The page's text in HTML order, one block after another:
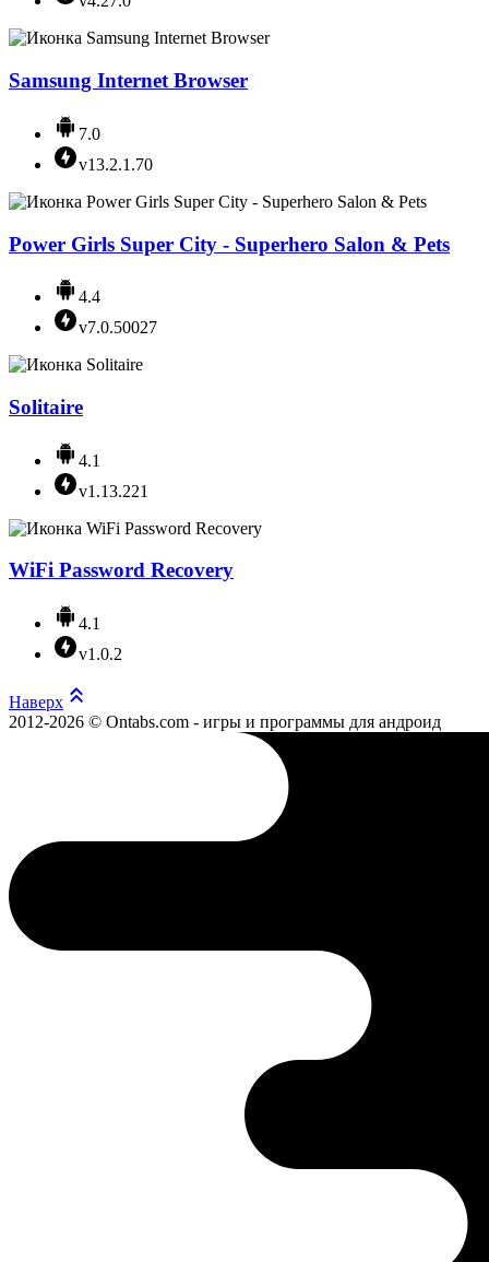
Samsung Internet Browser
7.0
v13.2.1.70
Power Girls Super City - Superhero Salon & Pets
4.4
v7.0.50027
Solitaire
4.1
v1.13.221
WiFi Password Recovery
4.1
v1.0.2
Наверх
2012-2026 © Ontabs.com - игры и программы для андроид